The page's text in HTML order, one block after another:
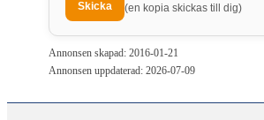
(en kopia skickas till dig)
Annonsen skapad: 2016-01-21
Annonsen uppdaterad: 2026-07-09